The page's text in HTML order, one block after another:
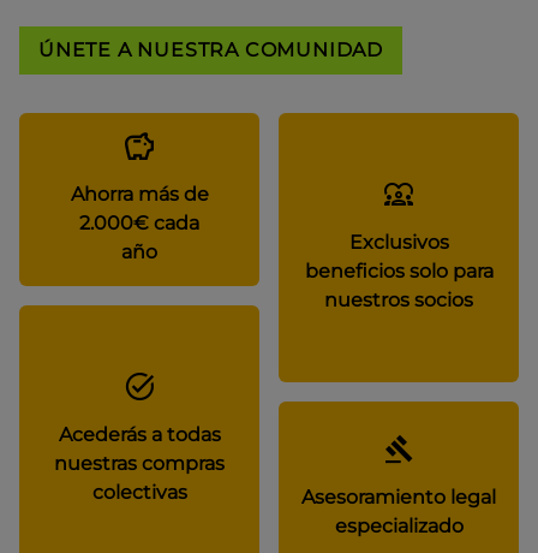
ÚNETE A NUESTRA COMUNIDAD
Ahorra más de
2.000€ cada
año
Exclusivos
beneficios solo para
nuestros socios
Acederás a todas
nuestras compras
colectivas
Asesoramiento legal
especializado